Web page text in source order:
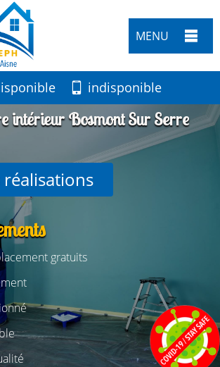
MENU
indisponible
intérieur Bosmont Sur Serre
gratuits